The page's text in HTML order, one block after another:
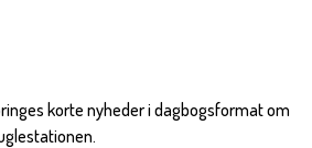
korte nyheder i dagbogsformat om